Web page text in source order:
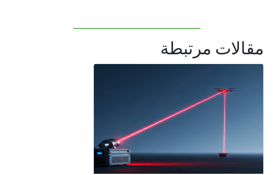
مقالات مرتبطة